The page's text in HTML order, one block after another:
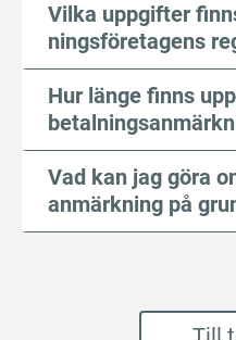
Vilka uppgifter
nings­företagens
Hur länge finns
Vad kan jag göra
anmärkning på